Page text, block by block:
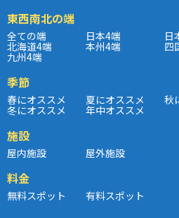
東西南北の端
全ての端 日本4端 日
北海道4端 本州4端 四
九州4端
季節
春にオススメ 夏にオススメ 秋
冬にオススメ 年中オススメ
施設
屋内施設 屋外施設
料金
無料スポット 有料スポット